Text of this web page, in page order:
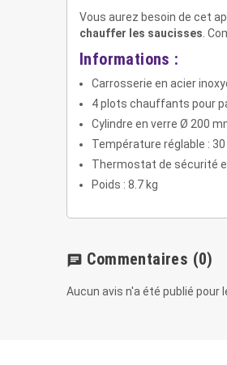
Vous aurez besoin de cet
chauffer les saucisses.
Informations :
Carrosserie en acier
4 plots chauffants pour
Cylindre en verre Ø 200
Température réglable : 30
Thermostat de sécurité
Poids : 8.7 kg
chat Commentaires (0)
Aucun avis n'a été publié pour